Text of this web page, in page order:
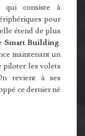
qui consiste à
pour
étend de plus
Smart Building.
maintenant un
piloter les volets
revient à ses
ce dernier né